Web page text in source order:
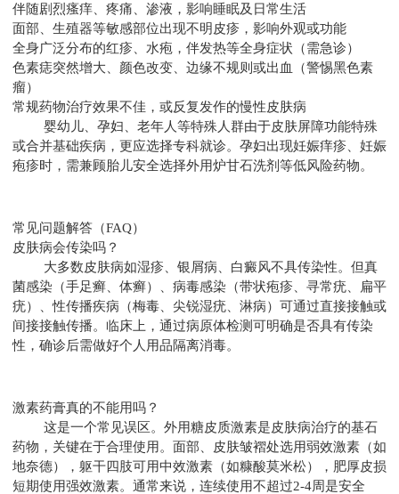
伴随剧烈瘙痒、疼痛、渗液，影响睡眠及日常生活
面部、生殖器等敏感部位出现不明皮疹，影响外观或功能
全身广泛分布的红疹、水疱，伴发热等全身症状（需急诊）
色素痣突然增大、颜色改变、边缘不规则或出血（警惕黑色素
瘤）
常规药物治疗效果不佳，或反复发作的慢性皮肤病
婴幼儿、孕妇、老年人等特殊人群由于皮肤屏障功能特殊
或合并基础疾病，更应选择专科就诊。孕妇出现妊娠痒疹、妊娠
疱疹时，需兼顾胎儿安全选择外用炉甘石洗剂等低风险药物。
常见问题解答（FAQ）
皮肤病会传染吗？
大多数皮肤病如湿疹、银屑病、白癜风不具传染性。但真
菌感染（手足癣、体癣）、病毒感染（带状疱疹、寻常疣、扁平
疣）、性传播疾病（梅毒、尖锐湿疣、淋病）可通过直接接触或
间接接触传播。临床上，通过病原体检测可明确是否具有传染
性，确诊后需做好个人用品隔离消毒。
激素药膏真的不能用吗？
这是一个常见误区。外用糖皮质激素是皮肤病治疗的基石
药物，关键在于合理使用。面部、皮肤皱褶处选用弱效激素（如
地奈德），躯干四肢可用中效激素（如糠酸莫米松），肥厚皮损
短期使用强效激素。通常来说，连续使用不超过2-4周是安全